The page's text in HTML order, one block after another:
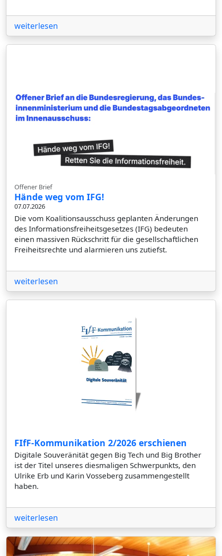
weiterlesen
Offener Brief
Hände weg vom IFG!
07.07.2026
Die vom Koalitionsausschuss geplanten Änderungen
des Informationsfreiheitsgesetzes (IFG) bedeuten
einen massiven Rückschritt für die gesellschaftlichen
Freiheitsrechte und alarmieren uns zutiefst.
weiterlesen
FIfF-Kommunikation 2/2026 erschienen
Digitale Souveränität gegen Big Tech und Big Brother
ist der Titel unseres diesmaligen Schwerpunkts, den
Ulrike Erb und Karin Vosseberg zusammengestellt
haben.
weiterlesen